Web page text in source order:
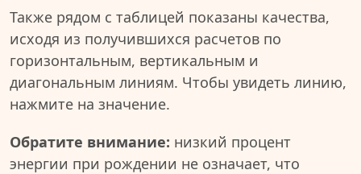
Также рядом с таблицей показаны качества,
исходя из получившихся расчетов по
горизонтальным, вертикальным и
диагональным линиям. Чтобы увидеть линию,
нажмите на значение.
Обратите внимание: низкий процент
энергии при рождении не означает, что